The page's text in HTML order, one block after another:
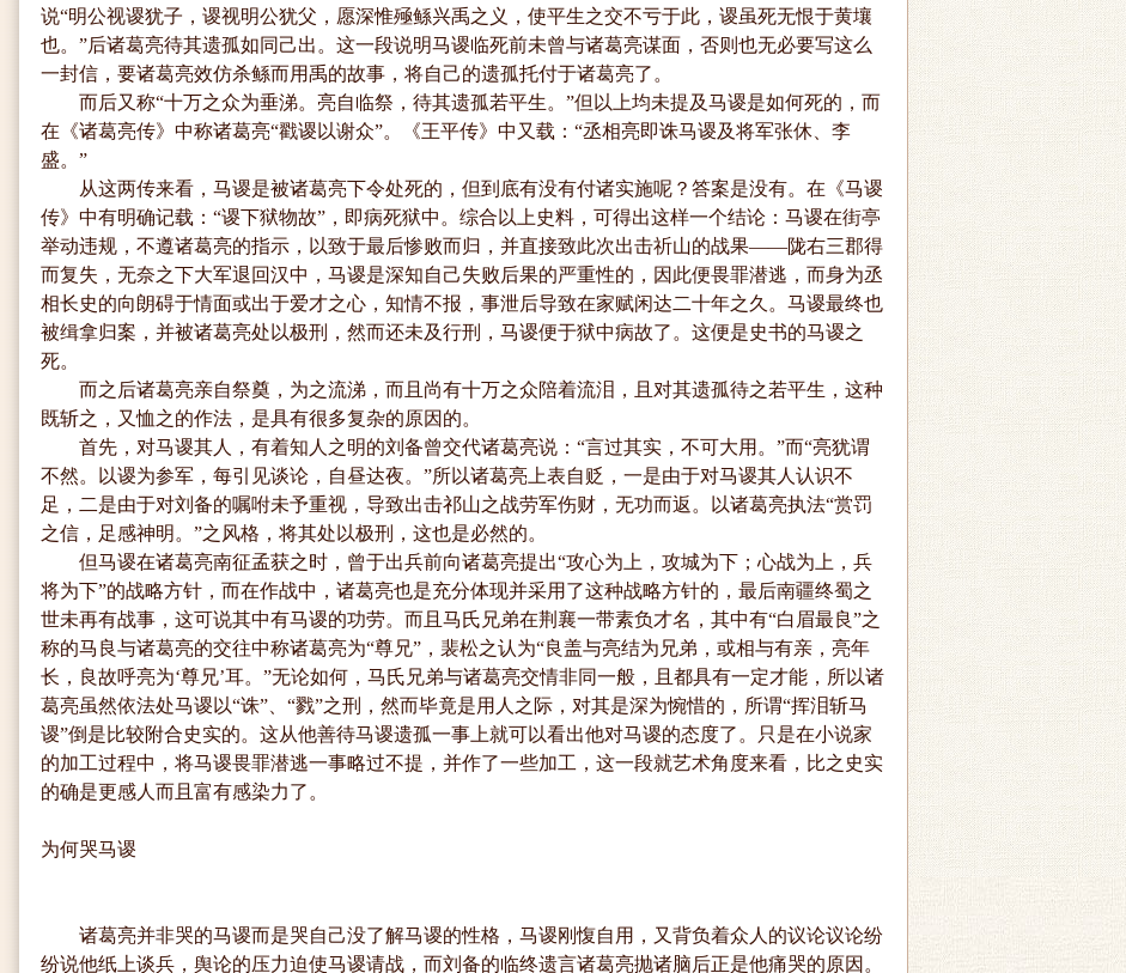
说“明公视谡犹子，谡视明公犹父，愿深惟殛鲧兴禹之义，使平生之交不亏于此，谡虽死无恨于黄壤
也。”后诸葛亮待其遗孤如同己出。这一段说明马谡临死前未曾与诸葛亮谋面，否则也无必要写这么
一封信，要诸葛亮效仿杀鲧而用禹的故事，将自己的遗孤托付于诸葛亮了。
而后又称“十万之众为垂涕。亮自临祭，待其遗孤若平生。”但以上均未提及马谡是如何死的，而
在《诸葛亮传》中称诸葛亮“戳谡以谢众”。《王平传》中又载：“丞相亮即诛马谡及将军张休、李
盛。”
从这两传来看，马谡是被诸葛亮下令处死的，但到底有没有付诸实施呢？答案是没有。在《马谡
传》中有明确记载：“谡下狱物故”，即病死狱中。综合以上史料，可得出这样一个结论：马谡在街亭
举动违规，不遵诸葛亮的指示，以致于最后惨败而归，并直接致此次出击祈山的战果——陇右三郡得
而复失，无奈之下大军退回汉中，马谡是深知自己失败后果的严重性的，因此便畏罪潜逃，而身为丞
相长史的向朗碍于情面或出于爱才之心，知情不报，事泄后导致在家赋闲达二十年之久。马谡最终也
被缉拿归案，并被诸葛亮处以极刑，然而还未及行刑，马谡便于狱中病故了。这便是史书的马谡之
死。
而之后诸葛亮亲自祭奠，为之流涕，而且尚有十万之众陪着流泪，且对其遗孤待之若平生，这种
既斩之，又恤之的作法，是具有很多复杂的原因的。
首先，对马谡其人，有着知人之明的刘备曾交代诸葛亮说：“言过其实，不可大用。”而“亮犹谓
不然。以谡为参军，每引见谈论，自昼达夜。”所以诸葛亮上表自贬，一是由于对马谡其人认识不
足，二是由于对刘备的嘱咐未予重视，导致出击祁山之战劳军伤财，无功而返。以诸葛亮执法“赏罚
之信，足感神明。”之风格，将其处以极刑，这也是必然的。
但马谡在诸葛亮南征孟获之时，曾于出兵前向诸葛亮提出“攻心为上，攻城为下；心战为上，兵
将为下”的战略方针，而在作战中，诸葛亮也是充分体现并采用了这种战略方针的，最后南疆终蜀之
世未再有战事，这可说其中有马谡的功劳。而且马氏兄弟在荆襄一带素负才名，其中有“白眉最良”之
称的马良与诸葛亮的交往中称诸葛亮为“尊兄”，裴松之认为“良盖与亮结为兄弟，或相与有亲，亮年
长，良故呼亮为‘尊兄’耳。”无论如何，马氏兄弟与诸葛亮交情非同一般，且都具有一定才能，所以诸
葛亮虽然依法处马谡以“诛”、“戮”之刑，然而毕竟是用人之际，对其是深为惋惜的，所谓“挥泪斩马
谡”倒是比较附合史实的。这从他善待马谡遗孤一事上就可以看出他对马谡的态度了。只是在小说家
的加工过程中，将马谡畏罪潜逃一事略过不提，并作了一些加工，这一段就艺术角度来看，比之史实
的确是更感人而且富有感染力了。
为何哭马谡
诸葛亮并非哭的马谡而是哭自己没了解马谡的性格，马谡刚愎自用，又背负着众人的议论议论纷
纷说他纸上谈兵，舆论的压力迫使马谡请战，而刘备的临终遗言诸葛亮抛诸脑后正是他痛哭的原因。